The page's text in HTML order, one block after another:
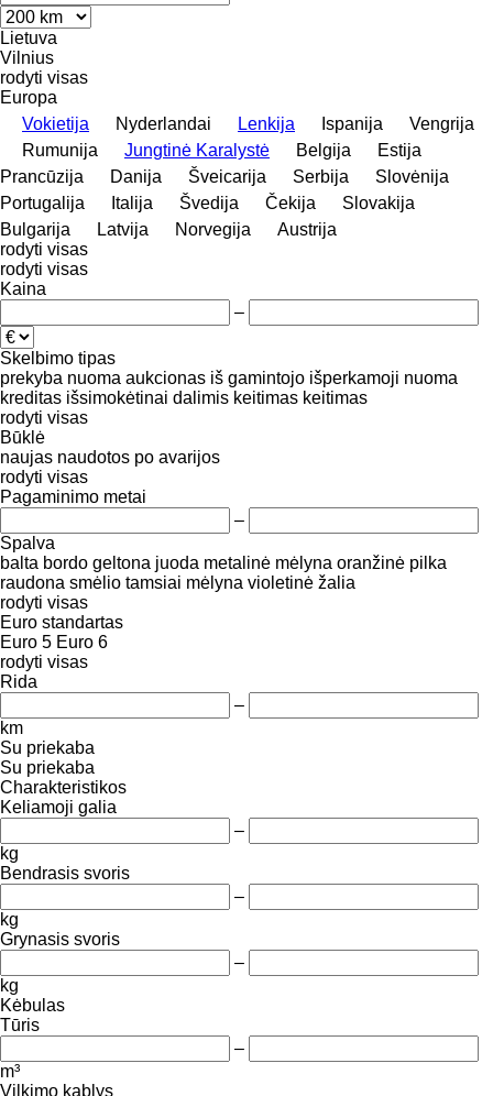
Lietuva
Vilnius
rodyti visas
Europa
Vokietija
Nyderlandai Lenkija Ispanija
Vengrija
Rumunija
Jungtinė Karalystė Belgija
Estija
Prancūzija
Danija Šveicarija Serbija
Slovėnija
Portugalija
Italija Švedija Čekija
Slovakija
Bulgarija
Latvija Norvegija
Austrija
rodyti visas
rodyti visas
Kaina
–
Skelbimo tipas
prekyba nuoma aukcionas iš gamintojo išperkamoji nuoma
kreditas išsimokėtinai dalimis keitimas keitimas
rodyti visas
Būklė
naujas naudotos po avarijos
rodyti visas
Pagaminimo metai
–
Spalva
balta bordo geltona juoda metalinė mėlyna oranžinė pilka
raudona smėlio tamsiai mėlyna violetinė žalia
rodyti visas
Euro standartas
Euro 5 Euro 6
rodyti visas
Rida
–
km
Su priekaba
Su priekaba
Charakteristikos
Keliamoji galia
–
kg
Bendrasis svoris
–
kg
Grynasis svoris
–
kg
Kėbulas
Tūris
–
m³
Vilkimo kablys